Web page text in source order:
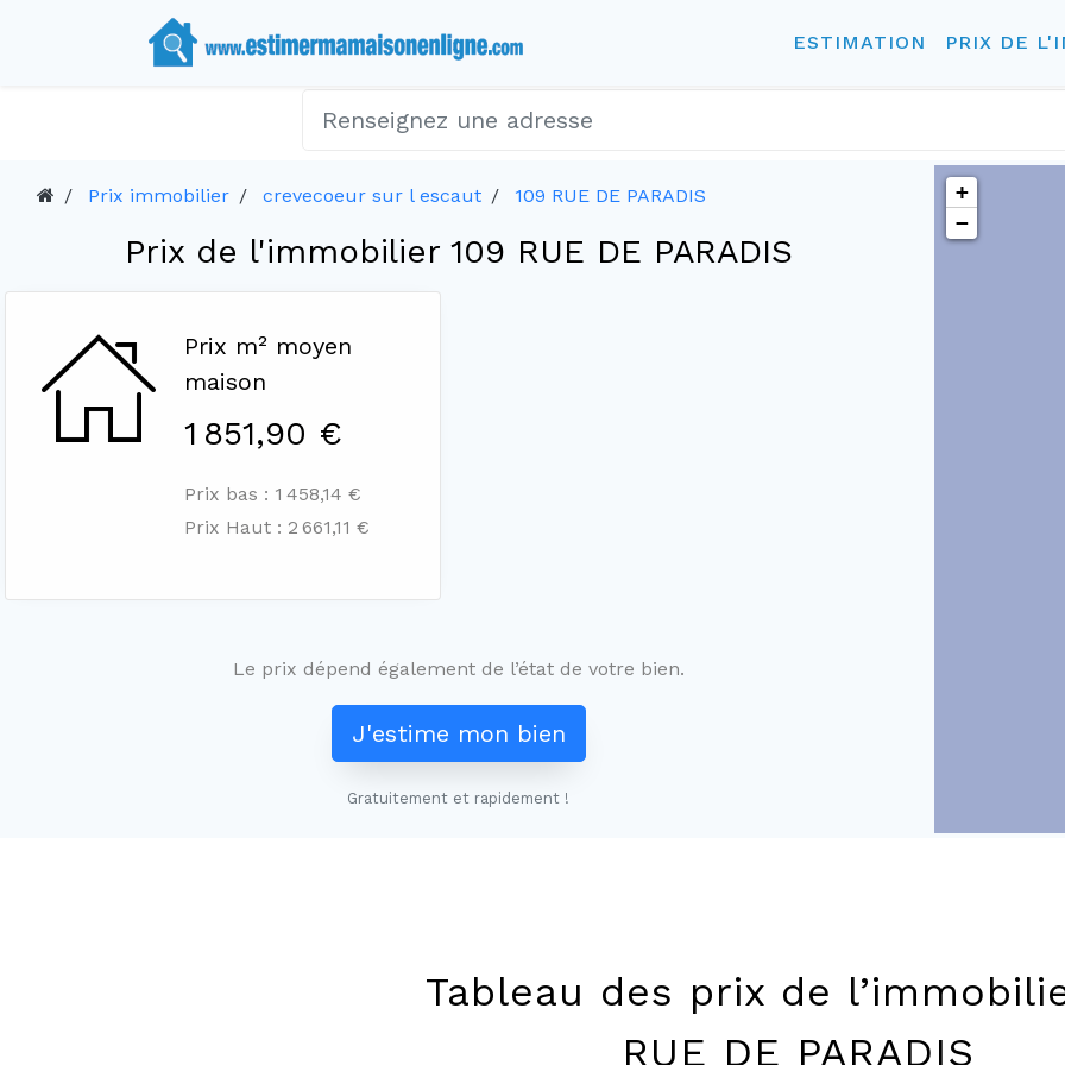
ESTIMATION PRIX DE
Prix immobilier crevecoeur sur l escaut 109 RUE DE PARADIS
Prix de l'immobilier 109 RUE DE PARADIS
Prix m² moyen
maison
1 851,90 €
Prix bas : 1 458,14 €
Prix Haut : 2 661,11 €
Le prix dépend également de l’état de votre bien.
J'estime mon bien
Gratuitement et rapidement !
+
−
Tableau des prix de
RUE DE PARADIS